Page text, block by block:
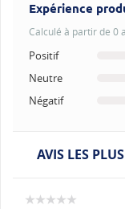
Expérience
Calculé à partir de 0
Positif
Neutre
Négatif
AVIS LES